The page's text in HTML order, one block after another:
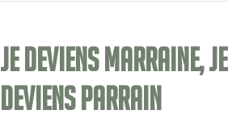
Je deviens Marraine, je
deviens Parrain